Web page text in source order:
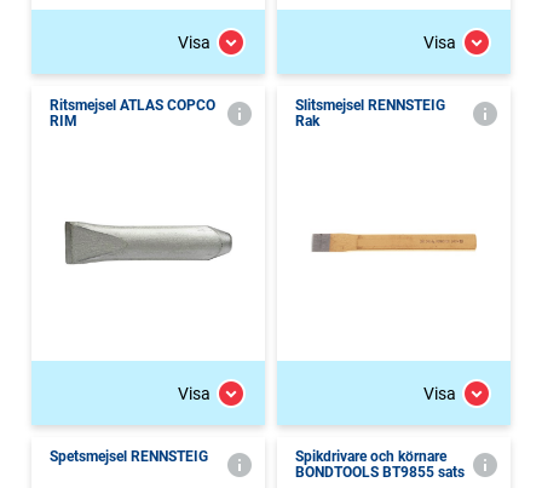
Visa Visa
Ritsmejsel ATLAS COPCO
RIM
Visa
Slitsmejsel RENNSTEIG
Rak
Visa
Spetsmejsel RENNSTEIG
Spikdrivare och körnare
BONDTOOLS BT9855 sats